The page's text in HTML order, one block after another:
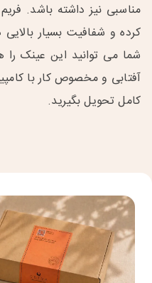
مناسبی نیز داشته باشد.
کرده و شفافیت بسیار
شما می توانید این عینک
آفتابی و مخصوص کار با
کامل تحویل بگیرید.